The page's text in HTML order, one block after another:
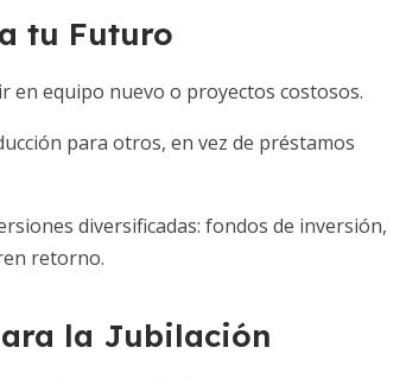
tu Futuro
en equipo nuevo o proyectos costosos.
para otros, en vez de préstamos
diversificadas: fondos de inversión,
retorno.
la Jubilación